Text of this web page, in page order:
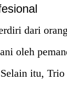
dari
oleh
itu,